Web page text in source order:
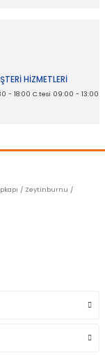
HİZMETLERİ
- 18:00 C.tesi 09:00 - 13:00
/ Zeytinburnu /